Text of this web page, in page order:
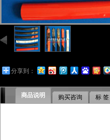
分享到：
商品说明 购买咨询 标 签